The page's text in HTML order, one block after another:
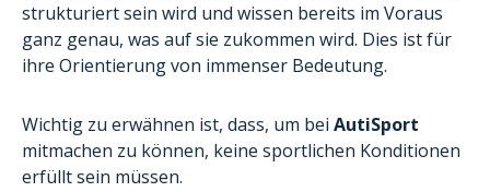
strukturiert sein wird und wissen bereits im Voraus
ganz genau, was auf sie zukommen wird. Dies ist für
ihre Orientierung von immenser Bedeutung.
Wichtig zu erwähnen ist, dass, um bei AutiSport
mitmachen zu können, keine sportlichen Konditionen
erfüllt sein müssen.